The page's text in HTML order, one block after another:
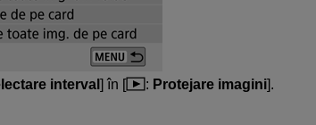
interval ] în [ : Protejare imagini].